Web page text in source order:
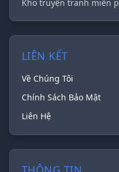
Kho truyện tranh miễn
LIÊN KẾT
Về Chúng Tôi
Chính Sách Bảo Mật
Liên Hệ